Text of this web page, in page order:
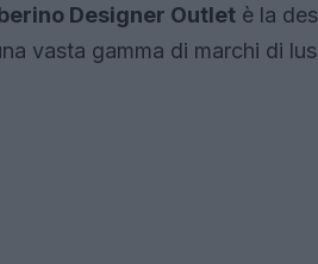
Designer Outlet è la
vasta gamma di marchi di